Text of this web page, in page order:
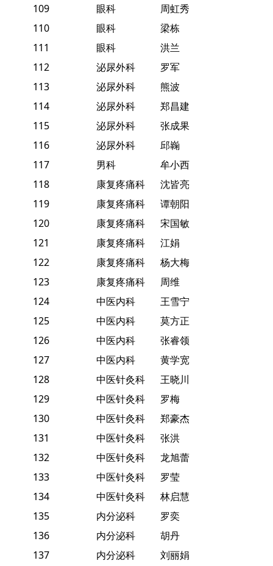
109
眼科
周虹秀
110
眼科
梁栋
111
眼科
洪兰
112
泌尿外科
罗军
113
泌尿外科
熊波
114
泌尿外科
郑昌建
115
泌尿外科
张成果
116
泌尿外科
邱巈
117
男科
牟小西
118
康复疼痛科
沈皆亮
119
康复疼痛科
谭朝阳
120
康复疼痛科
宋国敏
121
康复疼痛科
江娟
122
康复疼痛科
杨大梅
123
康复疼痛科
周维
124
中医内科
王雪宁
125
中医内科
莫方正
126
中医内科
张睿领
127
中医内科
黄学宽
128
中医针灸科
王晓川
129
中医针灸科
罗梅
130
中医针灸科
郑豪杰
131
中医针灸科
张洪
132
中医针灸科
龙旭蕾
133
中医针灸科
罗莹
134
中医针灸科
林启慧
135
内分泌科
罗奕
136
内分泌科
胡丹
137
内分泌科
刘丽娟